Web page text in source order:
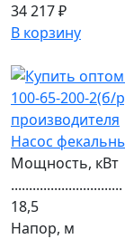
34 217 ₽
В корзину
Насос
Мощность, кВт
...............................
18,5
Напор, м